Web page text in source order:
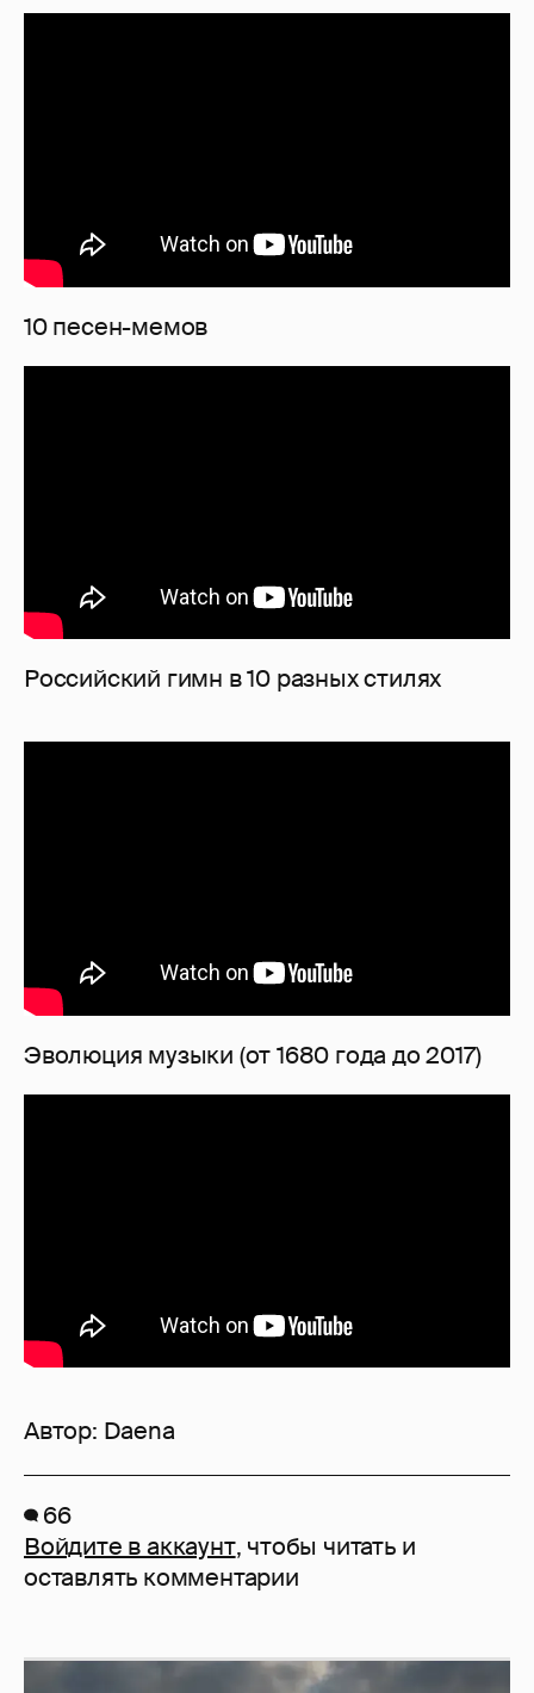
10 песен-мемов
Российский гимн в 10 разных стилях
Эволюция музыки (от 1680 года до 2017)
Автор: Daena
66
Войдите в аккаунт, чтобы читать и
оставлять комментарии